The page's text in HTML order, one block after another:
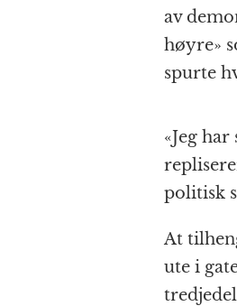
av
høyre»
spurte
«Jeg
politisk
At
ute i